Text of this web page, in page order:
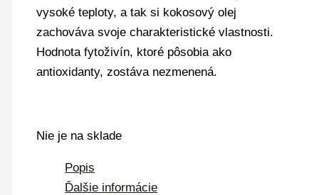
vysoké teploty, a tak si kokosový olej
zachováva svoje charakteristické vlastnosti.
Hodnota fytoživín, ktoré pôsobia ako
antioxidanty, zostáva nezmenená.
Nie je na sklade
Popis
Ďalšie informácie